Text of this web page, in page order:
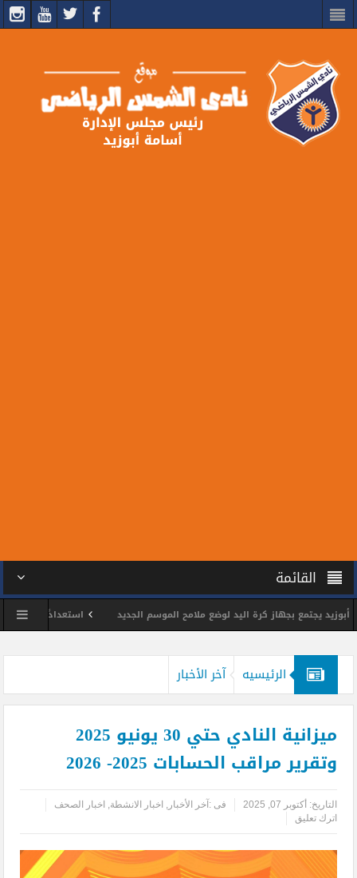
القائمة
يجتمع بجهاز كرة اليد لوضع ملامح الموسم الجديد
استعدادًا للمونديال..
الرئيسيه آخر الأخبار
ميزانية النادي حتي 30 يونيو 2025
وتقرير مراقب الحسابات 2025- 2026
التاريخ: أكتوبر 07, 2025 فى : آخر الأخبار, اخبار الانشطة, اخبار الصحف
اترك تعليق